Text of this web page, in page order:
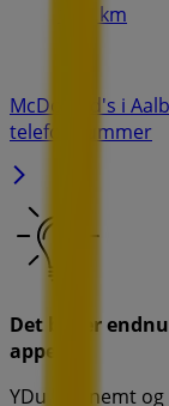
15.0 km
McDonald's i
telefonnummer
Det bliver
appen.
YDu kan nemt